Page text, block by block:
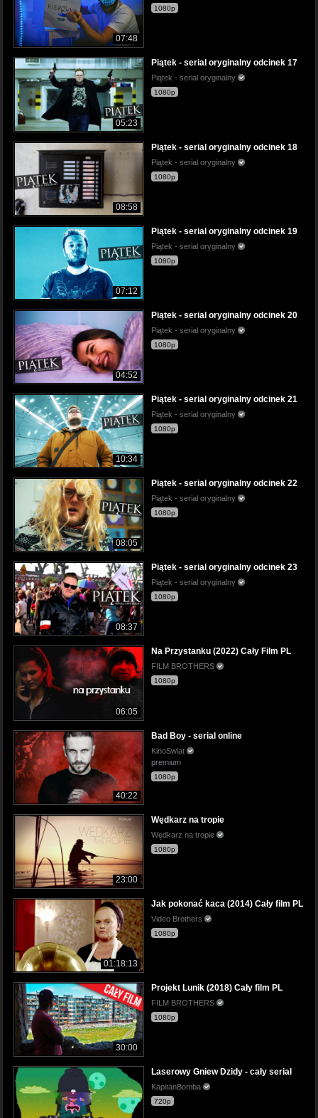
07:48
1080p
05:23
Piątek - serial oryginalny odcinek 17
Piątek - serial oryginalny
1080p
08:58
Piątek - serial oryginalny odcinek 18
Piątek - serial oryginalny
1080p
07:12
Piątek - serial oryginalny odcinek 19
Piątek - serial oryginalny
1080p
04:52
Piątek - serial oryginalny odcinek 20
Piątek - serial oryginalny
1080p
10:34
Piątek - serial oryginalny odcinek 21
Piątek - serial oryginalny
1080p
08:05
Piątek - serial oryginalny odcinek 22
Piątek - serial oryginalny
1080p
08:37
Piątek - serial oryginalny odcinek 23
Piątek - serial oryginalny
1080p
06:05
Na Przystanku (2022) Cały Film PL
FILM BROTHERS
1080p
40:22
Bad Boy - serial online
KinoSwiat
premium
1080p
23:00
Wędkarz na tropie
Wędkarz na tropie
1080p
01:18:13
Jak pokonać kaca (2014) Cały film PL
Video Brothers
1080p
30:00
Projekt Lunik (2018) Cały film PL
FILM BROTHERS
1080p
Laserowy Gniew Dzidy - cały serial
KapitanBomba
720p